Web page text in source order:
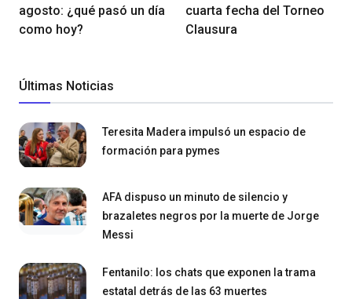
agosto: ¿qué pasó un día
como hoy?
cuarta fecha del Torneo
Clausura
Últimas Noticias
Teresita Madera impulsó un espacio de
formación para pymes
AFA dispuso un minuto de silencio y
brazaletes negros por la muerte de Jorge
Messi
Fentanilo: los chats que exponen la trama
estatal detrás de las 63 muertes